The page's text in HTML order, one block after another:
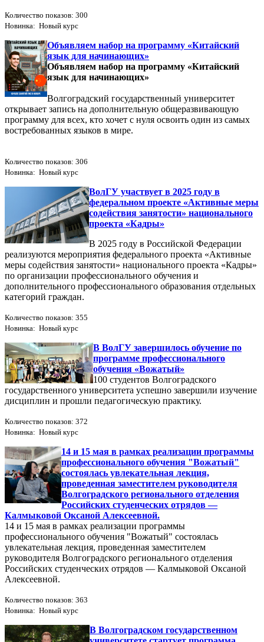
Количество показов: 300
Новинка: Новый курс
Объявляем набор на программу «Китайский
язык для начинающих»
Объявляем набор на программу «Китайский
язык для начинающих»
Волгоградский государственный университет
открывает запись на дополнительную общеразвивающую
программу для всех, кто хочет с нуля освоить один из самых
востребованных языков в мире.
Количество показов: 306
Новинка: Новый курс
ВолГУ участвует в 2025 году в
федеральном проекте «Активные меры
содействия занятости» национального
проекта «Кадры»
В 2025 году в Российской Федерации
реализуются мероприятия федерального проекта «Активные
меры содействия занятости» национального проекта «Кадры»
по организации профессионального обучения и
дополнительного профессионального образования отдельных
категорий граждан.
Количество показов: 355
Новинка: Новый курс
В ВолГУ завершилось обучение по
программе профессионального
обучения «Вожатый»
100 студентов Волгоградского
государственного университета успешно завершили изучение
дисциплин и прошли педагогическую практику.
Количество показов: 372
Новинка: Новый курс
14 и 15 мая в рамках реализации программы
профессионального обучения "Вожатый"
состоялась увлекательная лекция,
проведенная заместителем руководителя
Волгоградского регионального отделения
Российских студенческих отрядов —
Калмыковой Оксаной Алексеевной.
14 и 15 мая в рамках реализации программы
профессионального обучения "Вожатый" состоялась
увлекательная лекция, проведенная заместителем
руководителя Волгоградского регионального отделения
Российских студенческих отрядов — Калмыковой Оксаной
Алексеевной.
Количество показов: 363
Новинка: Новый курс
В Волгоградском государственном